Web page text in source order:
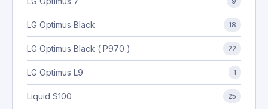
LG Optimus Black 18
LG Optimus Black ( P970 ) 22
LG Optimus L9 1
Liquid S100 25